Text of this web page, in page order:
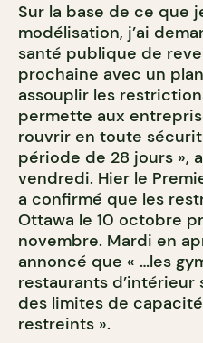
Sur la base de ce que
modélisation, j’ai
santé publique de
prochaine avec un
assouplir les
permette aux
rouvrir en toute
période de 28 jours »,
vendredi. Hier le
a confirmé que les
Ottawa le 10 octobre
novembre. Mardi en
annoncé que « …les
restaurants
des limites de
restreints ».